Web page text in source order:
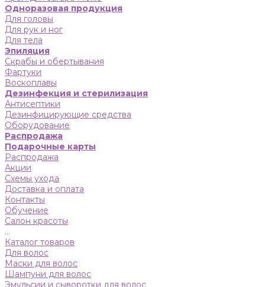
Одноразовая продукция
Для головы
Для рук и ног
Для тела
Эпиляция
Скрабы и обертывания
Фартуки
Воскоплавы
Дезинфекция и стерилизация
Антисептики
Дезинфицирующие средства
Оборудование
Распродажа
Подарочные карты
Распродажа
Акции
Схемы ухода
Доставка и оплата
Контакты
Обучение
Салон красоты
...
Каталог товаров
Для волос
Маски для волос
Шампуни для волос
Эмульсии и сыворотки для волос